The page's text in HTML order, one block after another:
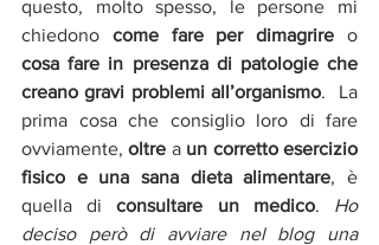
questo, molto spesso, le persone mi
chiedono come fare per dimagrire
cosa fare in presenza di patologie che
creano gravi problemi all’organismo.  La
prima cosa che consiglio loro di fare
ovviamente, oltre a un corretto esercizio
fisico e una sana dieta alimentare, è
quella di consultare un medico. Ho
deciso però di avviare nel blog una